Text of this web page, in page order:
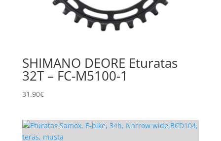
SHIMANO DEORE Eturatas
32T – FC-M5100-1
31.90€